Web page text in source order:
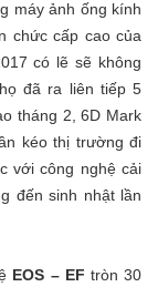
máy ảnh ống kính
chức cấp cao của
có lẽ sẽ không
đã ra liên tiếp 5
tháng 2, 6D Mark
kéo thị trường đi
với công nghệ cải
đến sinh nhật lần
EOS – EF tròn 30